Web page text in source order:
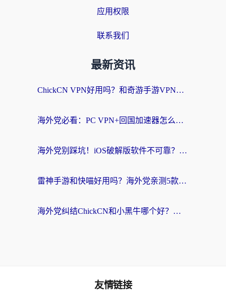
应用权限
联系我们
最新资讯
ChickCN VPN好用吗？和奇游手游VPN对比哪个回国效果更好？海外党亲测实用指南
海外党必看：PC VPN+回国加速器怎么选？无缝访问国内资源全攻略
海外党别踩坑！iOS破解版软件不可靠？教你选对回国加速器无缝看国内资源
雷神手游和快喵好用吗？海外党亲测5款回国加速器，附斧牛Bling对比+微信视频号解决办法
海外党纠结ChickCN和小黑牛哪个好？一篇帮你选对回国加速器的实用指南
友情链接